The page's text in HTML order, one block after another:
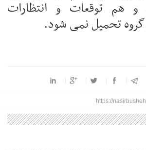
هم توقعات و انتظارات
تحمیل نمی شود.
https://